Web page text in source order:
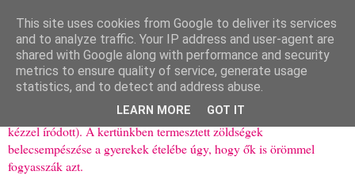
Ízőrző
Kisgyerekes család kipróbált, többnyire egészséges ételeket
bemutató receptjei a mindennapokra (mert a papírfecniket folyton
elhagyom) és gyerekeimnek ajándékba (mint régen, csak ez nem
kézzel íródott). A kertünkben termesztett zöldségek
belecsempészése a gyerekek ételébe úgy, hogy ők is örömmel
fogyasszák azt.
This site uses cookies from Google to deliver its services
and to analyze traffic. Your IP address and user-agent are
shared with Google along with performance and security
metrics to ensure quality of service, generate usage
statistics, and to detect and address abuse.
LEARN MORE GOT IT